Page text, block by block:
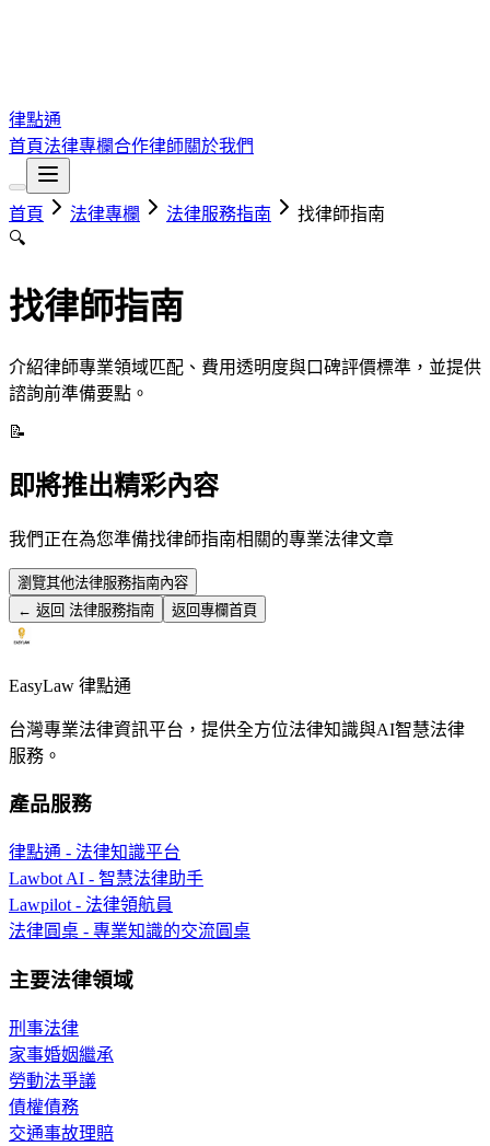
律點通
首頁法律專欄合作律師關於我們
首頁 法律專欄 法律服務指南
找律師指南
🔍
找律師指南
介紹律師專業領域匹配、費用透明度與口碑評價標準，並提供
諮詢前準備要點。
📝
即將推出精彩內容
我們正在為您準備找律師指南相關的專業法律文章
瀏覽其他法律服務指南內容
← 返回 法律服務指南 返回專欄首頁
EasyLaw 律點通
台灣專業法律資訊平台，提供全方位法律知識與AI智慧法律
服務。
產品服務
律點通 - 法律知識平台
Lawbot AI - 智慧法律助手
Lawpilot - 法律領航員
法律圓桌 - 專業知識的交流圓桌
主要法律領域
刑事法律
家事婚姻繼承
勞動法爭議
債權債務
交通事故理賠